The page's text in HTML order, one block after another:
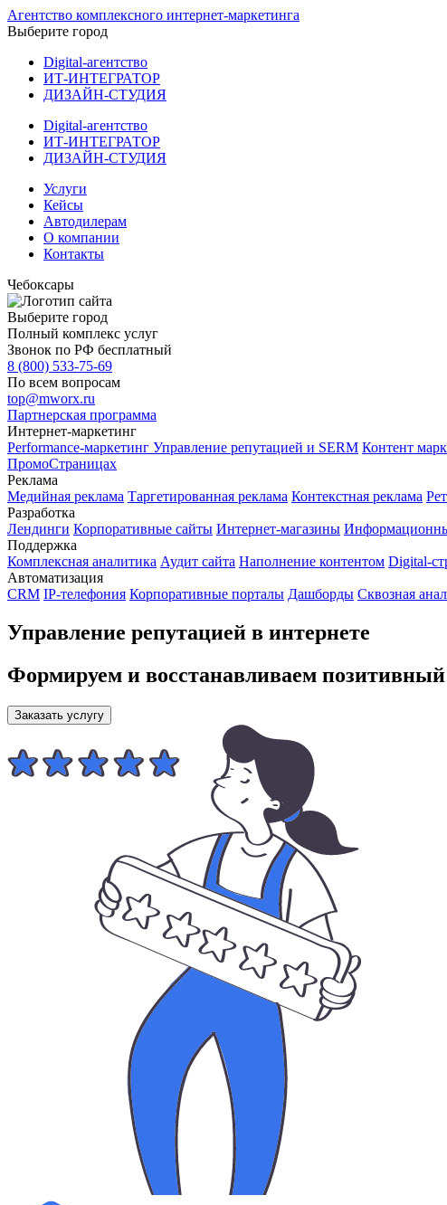
Агентство комплексного интернет-маркетинга
Выберите город
Digital-агентство
ИТ-ИНТЕГРАТОР
ДИЗАЙН-СТУДИЯ
Digital-агентство
ИТ-ИНТЕГРАТОР
ДИЗАЙН-СТУДИЯ
Услуги
Кейсы
Автодилерам
О компании
Контакты
Чебоксары
Выберите город
Полный комплекс услуг
Звонок по РФ бесплатный
8 (800) 533-75-69
По всем вопросам
top@mworx.ru
Партнерская программа
Интернет-маркетинг
Performance-маркетинг Управление репутацией и SERM Контент
ПромоСтраницах
Реклама
Медийная реклама Таргетированная реклама Контекстная реклама
Разработка
Лендинги Корпоративные сайты Интернет-магазины
Поддержка
Комплексная аналитика Аудит сайта Наполнение контентом Digital-
Автоматизация
CRM IP-телефония Корпоративные порталы Дашборды Сквозная
Управление репутацией в интернете
Формируем и восстанавливаем позитивный
Заказать услугу